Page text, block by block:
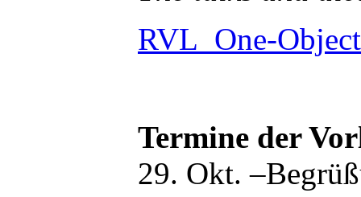
RVL_One-
Termine der
29. Okt.